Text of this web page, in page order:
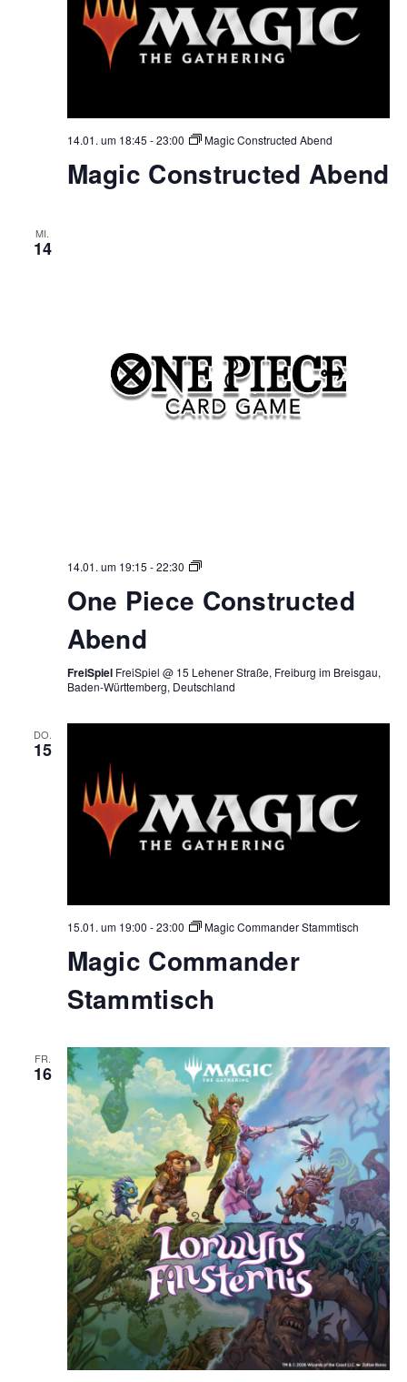
14.01. um 18:45 -23:00 Magic Constructed Abend
Magic Constructed Abend
MI.
14
14.01. um 19:15 -22:30
One
Constructed
Abend
One Piece Constructed
Abend
FreiSpiel FreiSpiel @ 15 Lehener Straße, Freiburg im Breisgau,
Baden-Württemberg, Deutschland
DO.
15
15.01. um 19:00 -23:00 Magic Commander Stammtisch
Magic Commander
Stammtisch
FR.
16